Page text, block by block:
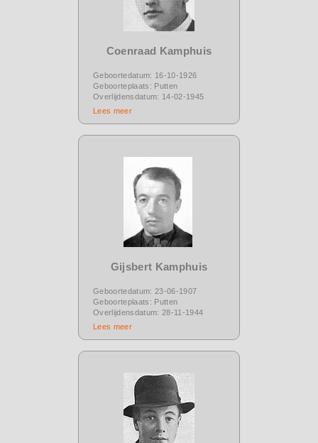
Coenraad Kamphuis
Geboortedatum: 16-10-1926
Geboorteplaats: Putten
Overlijdensdatum: 14-02-1945
Lees meer
Gijsbert Kamphuis
Geboortedatum: 23-06-1907
Geboorteplaats: Putten
Overlijdensdatum: 28-11-1944
Lees meer